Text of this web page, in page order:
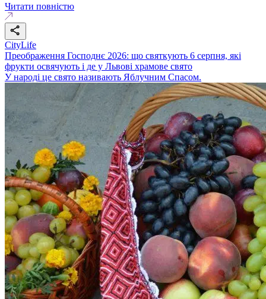
Читати повністю
CityLife
Преображення Господнє 2026: що святкують 6 серпня, які
фрукти освячують і де у Львові храмове свято
У народі це свято називають Яблучним Спасом.